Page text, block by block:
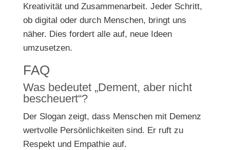
Kreativität und Zusammenarbeit. Jeder Schritt,
ob digital oder durch Menschen, bringt uns
näher. Dies fordert alle auf, neue Ideen
umzusetzen.
FAQ
Was bedeutet „Dement, aber nicht
bescheuert“?
Der Slogan zeigt, dass Menschen mit Demenz
wertvolle Persönlichkeiten sind. Er ruft zu
Respekt und Empathie auf.